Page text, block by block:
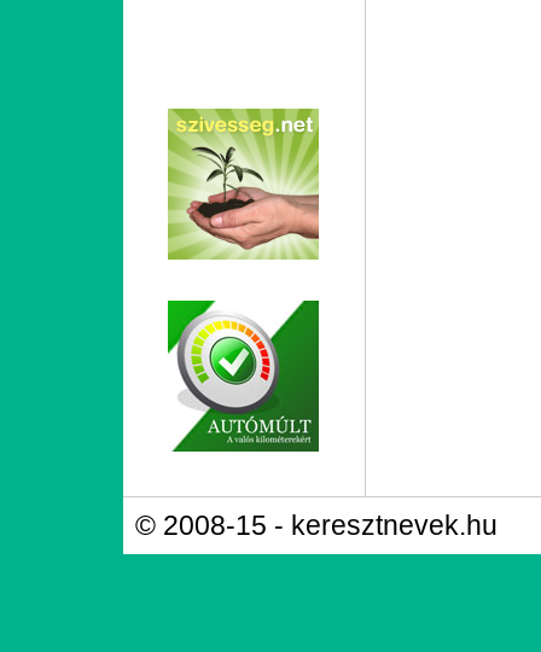
© 2008-15 - keresztnevek.hu